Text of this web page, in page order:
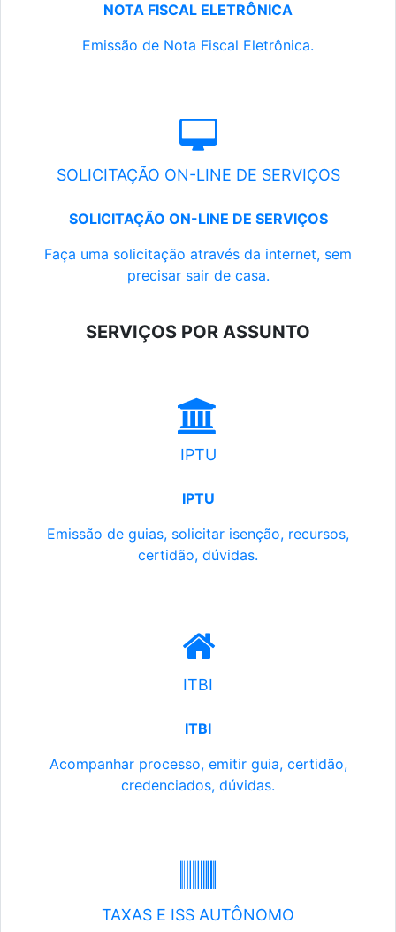
NOTA FISCAL ELETRÔNICA
Emissão de Nota Fiscal Eletrônica.
SOLICITAÇÃO ON-LINE DE SERVIÇOS
SOLICITAÇÃO ON-LINE DE SERVIÇOS
Faça uma solicitação através da internet, sem
precisar sair de casa.
SERVIÇOS POR ASSUNTO
IPTU
IPTU
Emissão de guias, solicitar isenção, recursos,
certidão, dúvidas.
ITBI
ITBI
Acompanhar processo, emitir guia, certidão,
credenciados, dúvidas.
TAXAS E ISS AUTÔNOMO